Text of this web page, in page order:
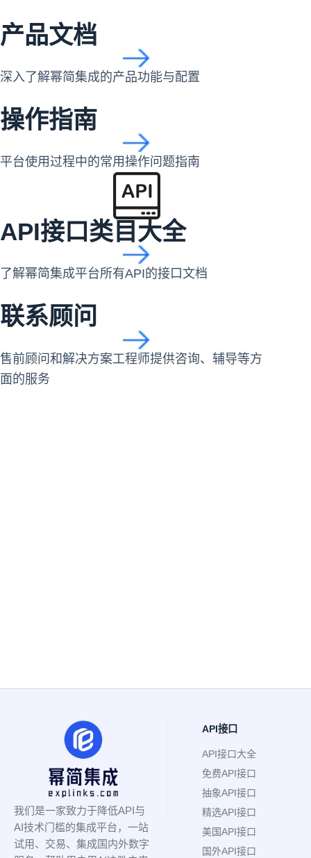
产品文档
深入了解幂简集成的产品功能与配置
操作指南
平台使用过程中的常用操作问题指南
API接口类目大全
了解幂简集成平台所有API的接口文档
联系顾问
售前顾问和解决方案工程师提供咨询、辅导等方
面的服务
我们是一家致力于降低API与
AI技术门槛的集成平台，一站
试用、交易、集成国内外数字
API接口
API接口大全
免费API接口
抽象API接口
精选API接口
美国API接口
国外API接口